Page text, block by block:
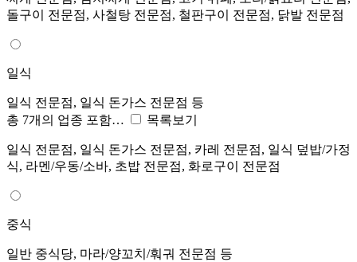
돌구이 전문점, 사철탕 전문점, 철판구이 전문점, 닭발 전문점
일식
일식 전문점, 일식 돈가스 전문점 등
총 7개의 업종 포함…
목록보기
일식 전문점, 일식 돈가스 전문점, 카레 전문점, 일식 덮밥/가정
식, 라멘/우동/소바, 초밥 전문점, 화로구이 전문점
중식
일반 중식당, 마라/양꼬치/훠궈 전문점 등